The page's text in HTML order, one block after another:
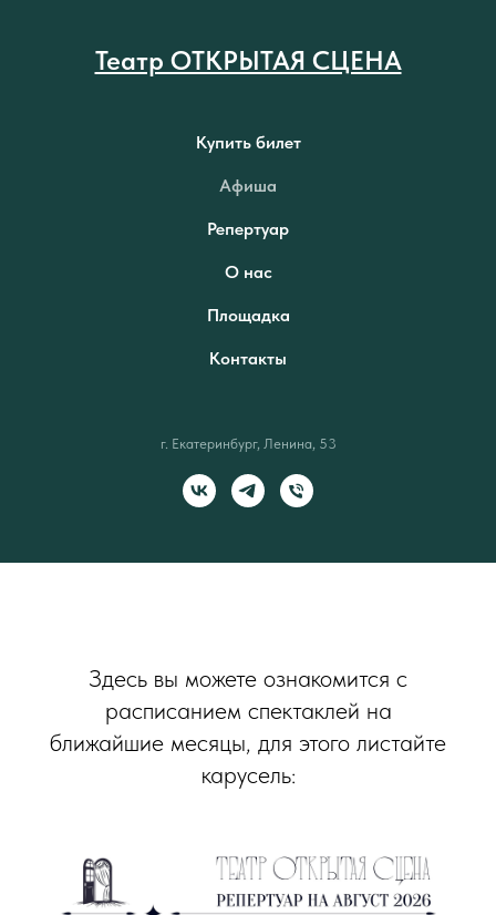
Театр ОТКРЫТАЯ СЦЕНА
Купить билет
Афиша
Репертуар
О нас
Площадка
Контакты
г. Екатеринбург, Ленина, 53
Здесь вы можете ознакомится с
расписанием спектаклей на
ближайшие месяцы, для этого листайте
карусель: